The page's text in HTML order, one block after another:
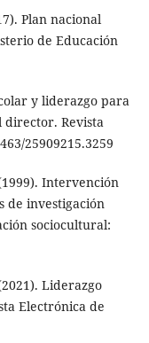
Plan nacional
de Educación
y liderazgo para
Revista
25909215.3259
Intervención
de investigación
sociocultural:
Liderazgo
Electrónica de